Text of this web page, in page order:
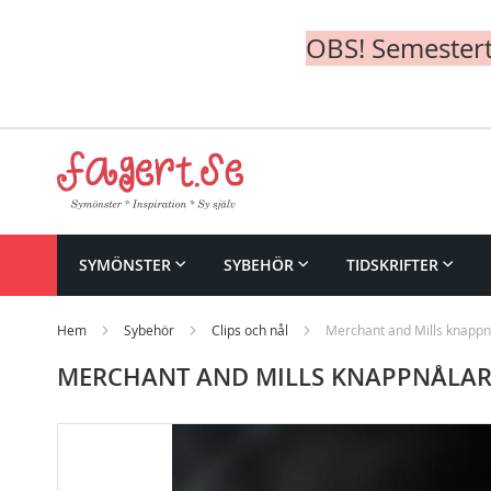
OBS!
Content
SYMÖNSTER SYBEHÖR TIDSKRIFTER
Hem Sybehör Clips och nål Merchant and Mills
MERCHANT AND MILLS KNAPPNÅLAR